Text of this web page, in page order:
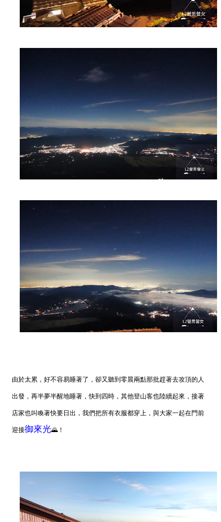
由於太累，好不容易睡著了，卻又聽到零晨兩點那批趕著去攻頂的人
出發，再半夢半醒地睡著，快到四時，其他登山客也陸續起來，接著
店家也叫喚著快要日出，我們把所有衣服都穿上，與大家一起在門前
迎接御來光🌄！